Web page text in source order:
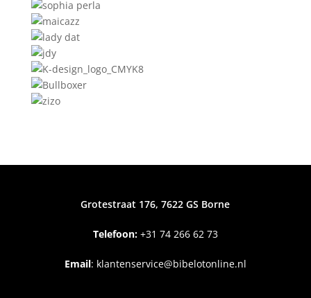
Grotestraat 176, 7622 GS Borne
Telefoon:+31 74 266 62 73
Email: klantenservice@bibelotonline.nl